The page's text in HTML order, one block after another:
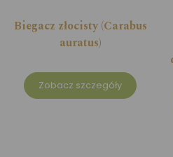
Biegacz złocisty (Carabus
auratus)
Zobacz szczegóły